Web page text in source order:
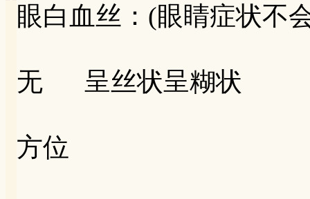
眼白血丝：(眼睛症状不
无 呈丝状呈糊状
方位